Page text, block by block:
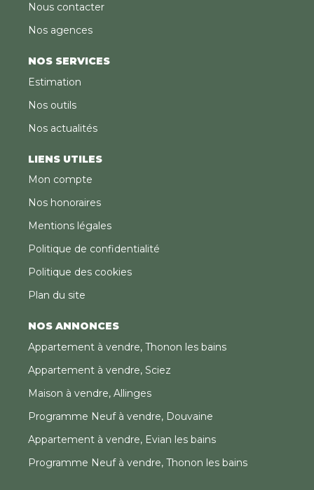
Nous contacter
Nos agences
NOS SERVICES
Estimation
Nos outils
Nos actualités
LIENS UTILES
Mon compte
Nos honoraires
Mentions légales
Politique de confidentialité
Politique des cookies
Plan du site
NOS ANNONCES
Appartement à vendre, Thonon les bains
Appartement à vendre, Sciez
Maison à vendre, Allinges
Programme Neuf à vendre, Douvaine
Appartement à vendre, Evian les bains
Programme Neuf à vendre, Thonon les bains